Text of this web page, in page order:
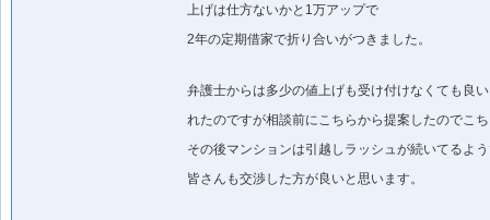
上げは仕方ないかと1万アップで
2年の定期借家で折り合いがつきました。
弁護士からは多少の値上げも受け付けなくても良
れたのですが相談前にこちらから提案したのでこ
その後マンションは引越しラッシュが続いてるよ
皆さんも交渉した方が良いと思います。